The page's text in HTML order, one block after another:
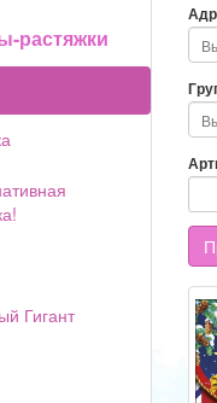
растяжки
Гигант